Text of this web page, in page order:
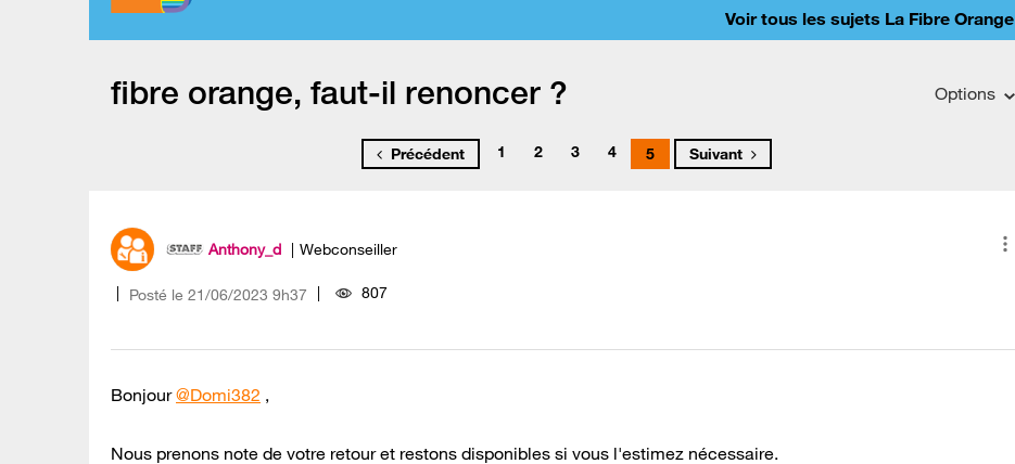
Voir tous les sujets La Fibre Orange
fibre orange, faut-il renoncer ? Options
Précédent 1 2 3 4 5 Suivant
Anthony_d Webconseiller
Posté le ‎21/06/2023 9h37 807
Bonjour@Domi382 ,
Nous prenons note de votre retour et restons disponibles si vous l'estimez nécessaire.